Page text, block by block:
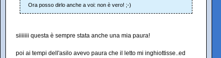
Ora posso dirlo anche a voi: non è vero! ;-)
siiiiiii questa è sempre stata anche una mia paura!
poi ai tempi dell'asilo avevo paura che il letto mi inghiottisse..ed